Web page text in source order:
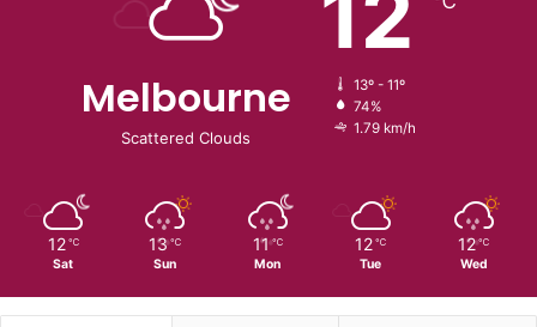
Melbourne
Scattered Clouds
13º - 11º
74%
1.79 km/h
12 ℃
Sat
13 ℃
Sun
11 ℃
Mon
12 ℃
Tue
12 ℃
Wed